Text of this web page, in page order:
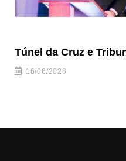
Túnel da Cruz e
16/06/2026